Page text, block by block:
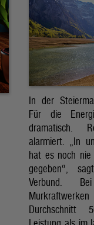
In der
Für die
dramatisch.
alarmiert. „In
hat es noch
gegeben“,
Verbund.
Durchschnitt